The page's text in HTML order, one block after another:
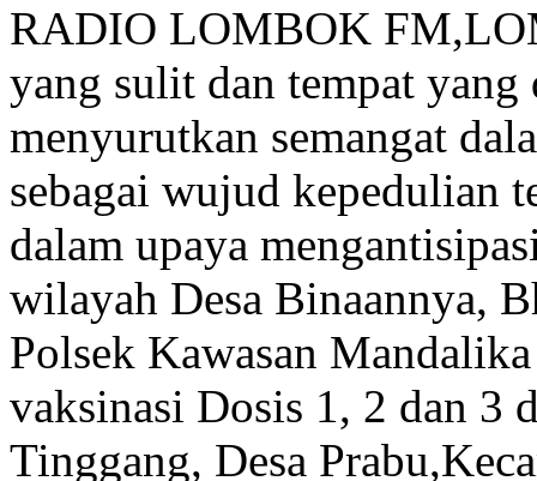
RADIO LOMBOK
yang sulit dan tempat
menyurutkan semangat
sebagai wujud kepedulian
dalam upaya
wilayah Desa Binaannya,
Polsek Kawasan
vaksinasi Dosis 1, 2 dan 3
Tinggang, Desa